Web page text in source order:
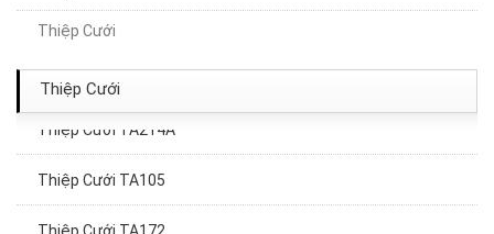
Thiệp Cưới
Thiệp Cưới
Thiệp Cưới TA111
Thiệp Cưới TA167
Thiệp Cưới TA105
Thiệp Cưới TA172